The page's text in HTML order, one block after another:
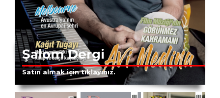
Şalom Dergi
Satın almak için tıklayınız.